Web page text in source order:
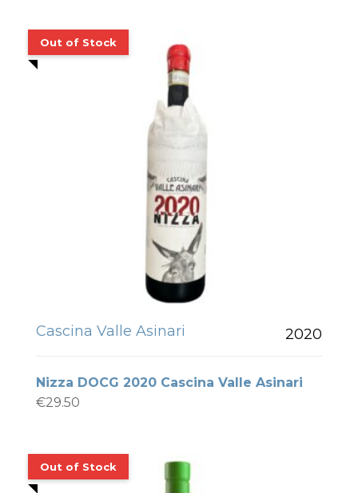
Cascina Valle Asinari 2020
Nizza DOCG 2020 Cascina Valle Asinari
€29.50